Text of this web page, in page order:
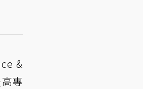
&
專